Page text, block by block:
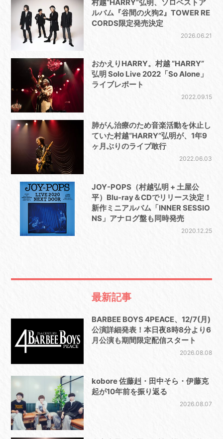
村越“HARRY”弘明、ソロベストア
ルバム『谷間の火狗2』TOWER RE
CORDS限定発売決定
2026.06.21
おかえりHARRY。村越 ”HARRY”
弘明 Solo Live 2022「So Alone」
ライブレポート
2022.09.15
肺がん治療のため音楽活動を休止し
ていた村越“HARRY”弘明が、1年9
ヶ月ぶりのライブ敢行
2022.06.03
JOY-POPS（村越弘明 + 土屋公
平）Blu-ray＆CDでリリース決定！
新作ミニアルバム「INNER SESSIO
NS」アナログ盤も同時発売
2020.12.25
最新記事
BARBEE BOYS 4PEACE、12/7(月)
公演詳細発表！本日夜8時8分より6
月公演も期間限定配信スタート
2026.08.08
kobore 佐藤赳・田中そら・伊藤克
起が10年前を振り返る
2026.08.07